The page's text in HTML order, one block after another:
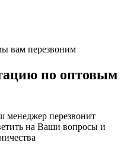
вам перезвоним
по оптовым
менеджер перезвонит
на Ваши вопросы и